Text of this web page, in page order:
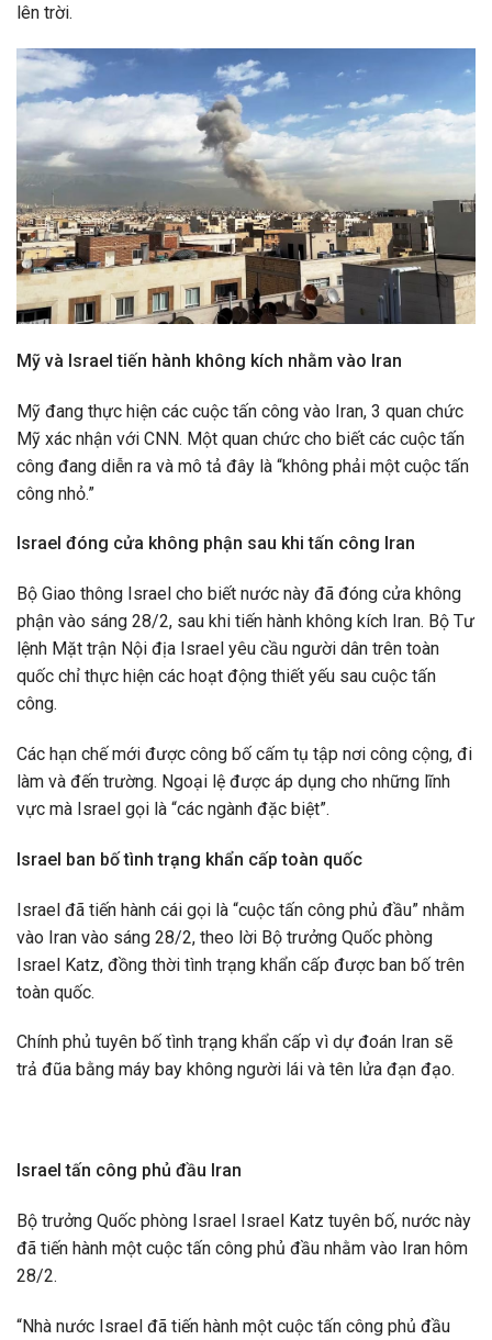
lên trời.
Mỹ và Israel tiến hành không kích nhằm vào Iran
Mỹ đang thực hiện các cuộc tấn công vào Iran, 3 quan chức
Mỹ xác nhận với CNN. Một quan chức cho biết các cuộc tấn
công đang diễn ra và mô tả đây là “không phải một cuộc tấn
công nhỏ.”
Israel đóng cửa không phận sau khi tấn công Iran
Bộ Giao thông Israel cho biết nước này đã đóng cửa không
phận vào sáng 28/2, sau khi tiến hành không kích Iran. Bộ Tư
lệnh Mặt trận Nội địa Israel yêu cầu người dân trên toàn
quốc chỉ thực hiện các hoạt động thiết yếu sau cuộc tấn
công.
Các hạn chế mới được công bố cấm tụ tập nơi công cộng, đi
làm và đến trường. Ngoại lệ được áp dụng cho những lĩnh
vực mà Israel gọi là “các ngành đặc biệt”.
Israel ban bố tình trạng khẩn cấp toàn quốc
Israel đã tiến hành cái gọi là “cuộc tấn công phủ đầu” nhằm
vào Iran vào sáng 28/2, theo lời Bộ trưởng Quốc phòng
Israel Katz, đồng thời tình trạng khẩn cấp được ban bố trên
toàn quốc.
Chính phủ tuyên bố tình trạng khẩn cấp vì dự đoán Iran sẽ
trả đũa bằng máy bay không người lái và tên lửa đạn đạo.
Israel tấn công phủ đầu Iran
Bộ trưởng Quốc phòng Israel Israel Katz tuyên bố, nước này
đã tiến hành một cuộc tấn công phủ đầu nhằm vào Iran hôm
28/2.
“Nhà nước Israel đã tiến hành một cuộc tấn công phủ đầu